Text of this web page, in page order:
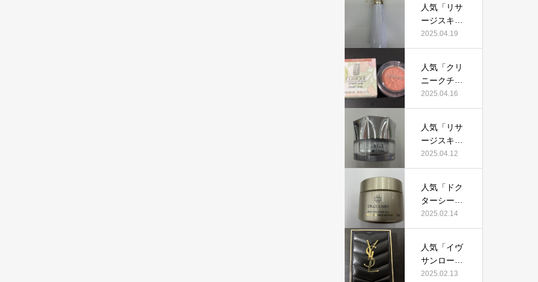
コミを検
証！
リーム」っ
て本当にお
すすめ？美
実際使用し
て口コミを
検証！
人気「リサ
ージスキン
メインテナ
イザーD
当におすす
め？美容マ
ニアの私が
て、口コミ
を検証！
2025.04.19
人気「クリ
ニークチー
クポップ」
って本当に
美容マニア
が実際使用
して口コミ
2025.04.16
人気「リサ
ージスキン
チェンジク
リーム」っ
すすめ？美
容マニアが
実際使用し
検証！
2025.04.12
人気「ドク
ターシーラ
ボ薬用アク
アコラーゲ
リッチリン
クルリペ
ア」って本
2025.02.14
人気「イヴ
サンローラ
ン クチュー
2025.02.13